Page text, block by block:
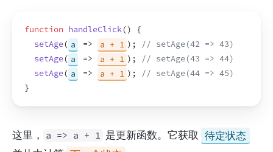
function handleClick()
{
setAge( a => a + 1 ) ;
// setAge(42 => 43)
setAge( a => a + 1 ) ;
// setAge(43 => 44)
setAge( a => a + 1 ) ;
// setAge(44 => 45)
}
这里， a => a + 1 是更新函数。它获取 待定状态